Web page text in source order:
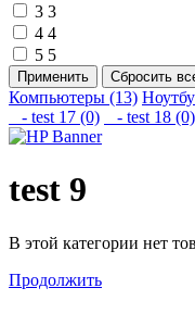
3 3
4 4
5 5
Компьютеры (13)
- test 17 (0)
- test 18 (0)
test 9
В этой категории нет
Продолжить